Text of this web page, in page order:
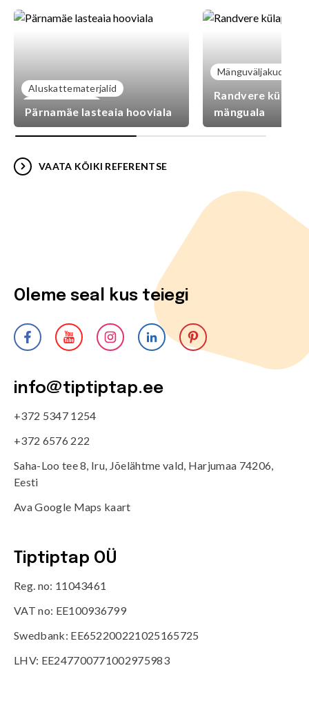
Aluskattematerjalid
Pärnamäe lasteaia hooviala
Mänguväljakud
Randvere
mänguala
VAATA KÕIKI REFERENTSE
Oleme seal kus teiegi
info@tiptiptap.ee
+372 5347 1254
+372 6576 222
Saha-Loo tee 8, Iru, Jõelähtme vald, Harjumaa 74206,
Eesti
Ava Google Maps kaart
Tiptiptap OÜ
Reg. no: 11043461
VAT no: EE100936799
Swedbank: EE652200221025165725
LHV: EE247700771002975983